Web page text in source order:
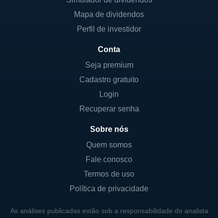
uma gestão rígida e cuidadosa das suas
aquisições, assegurando que cada
de investimento e metas a longo prazo.
filosofia de operar de maneira
descentralizada, permitindo que as gerências
das empresas adquiridas operem com
autonomia, enquanto ainda se reportam à
ambiente de inovação e adaptabilidade,
onde as subsidiárias podem se concentrar
em maximizar seu desempenho e eficiência.
Mapa de dividendos
Perfil de investidor
Conta
Seja premium
Cadastro gratuito
Login
Recuperar senha
Sobre nós
Quem somos
Fale conosco
Termos de uso
Política de privacidade
As análises publicadas estão sob a responsabilidade do analista